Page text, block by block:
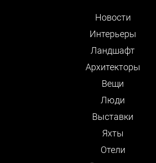
Новости
Интерьеры
Ландшафт
Архитекторы
Вещи
Люди
Выставки
Яхты
Отели